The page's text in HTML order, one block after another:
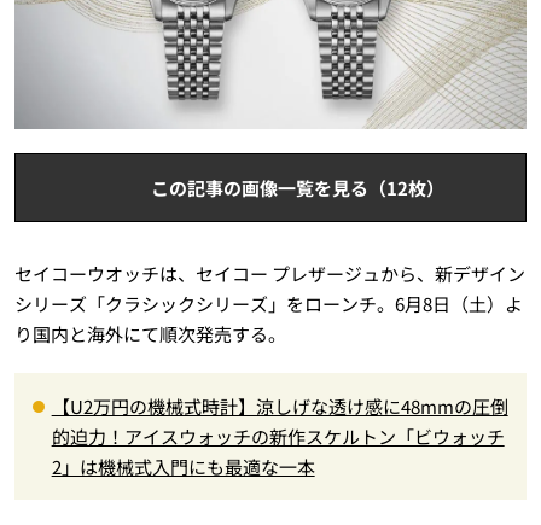
この記事の画像一覧を見る（12枚）
セイコーウオッチは、セイコー プレザージュから、新デザイン
シリーズ「クラシックシリーズ」をローンチ。6月8日（土）よ
り国内と海外にて順次発売する。
【U2万円の機械式時計】涼しげな透け感に48mmの圧倒
的迫力！アイスウォッチの新作スケルトン「ビウォッチ
2」は機械式入門にも最適な一本